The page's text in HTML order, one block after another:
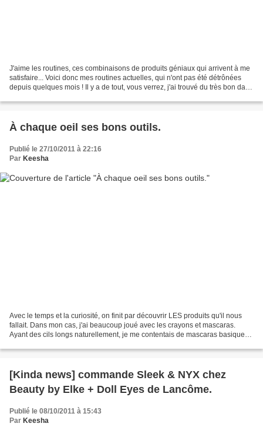
J'aime les routines, ces combinaisons de produits géniaux qui arrivent à me
satisfaire... Voici donc mes routines actuelles, qui n'ont pas été détrônées
depuis quelques mois ! Il y a de tout, vous verrez, j'ai trouvé du très bon dans
À chaque oeil ses bons outils.
Publié le 27/10/2011 à 22:16
Par Keesha
Avec le temps et la curiosité, on finit par découvrir LES produits qu'il nous
fallait. Dans mon cas, j'ai beaucoup joué avec les crayons et mascaras.
Ayant des cils longs naturellement, je me contentais de mascaras basiques.
[Kinda news] commande Sleek & NYX chez
Beauty by Elke + Doll Eyes de Lancôme.
Publié le 08/10/2011 à 15:43
Par Keesha